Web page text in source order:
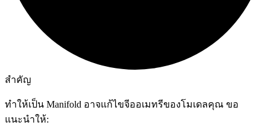
สำคัญ
ทำให้เป็น Manifold อาจแก้ไขจีออเมทรีของโมเดลคุณ ขอ
แนะนำให้: